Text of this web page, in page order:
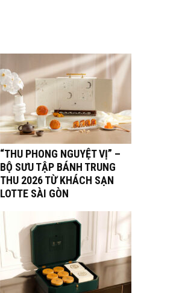
“THU PHONG NGUYỆT VỊ” –
BỘ SƯU TẬP BÁNH TRUNG
THU 2026 TỪ KHÁCH SẠN
LOTTE SÀI GÒN